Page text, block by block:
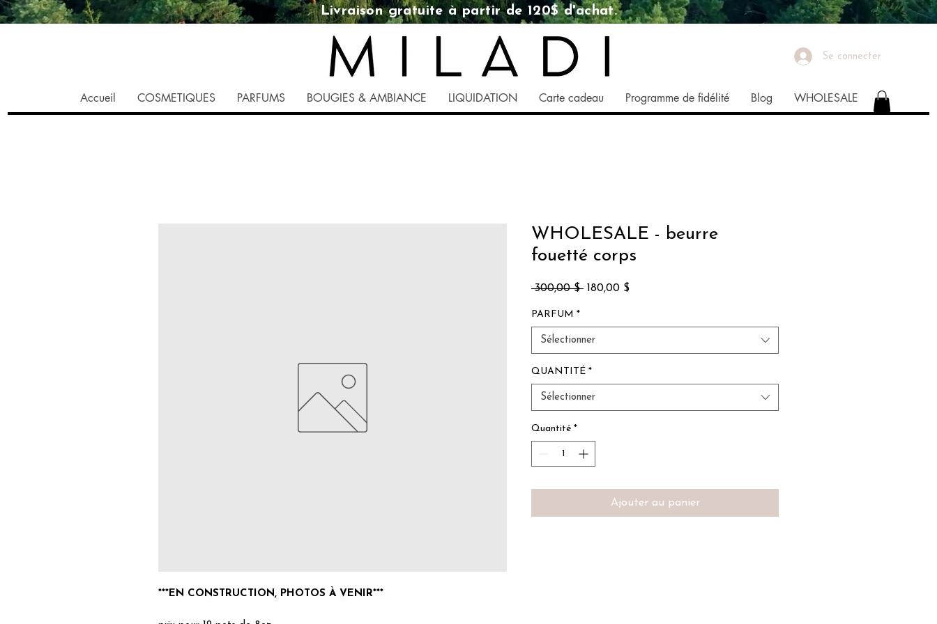
Livraison gratuite à partir de 120$ d'achat.
Se connecter
Accueil COSMETIQUES PARFUMS BOUGIES & AMBIANCE LIQUIDATION Carte cadeau Programme de fidélité Blog WHOLESALE
***EN CONSTRUCTION, PHOTOS À VENIR***
WHOLESALE - beurre
fouetté corps
300,00 $ Prix
180,00 $Prix
PARFUM *
Sélectionner
QUANTITÉ *
Sélectionner
Quantité *
Ajouter au panier